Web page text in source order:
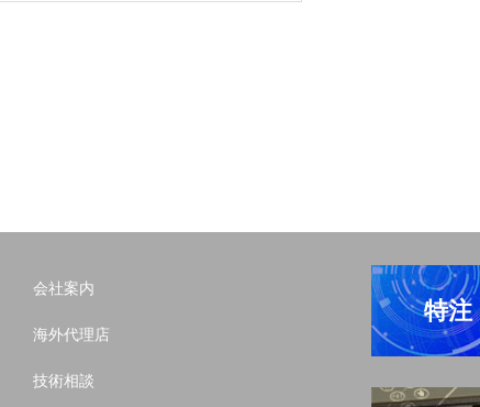
会社案内
海外代理店
技術相談
特注